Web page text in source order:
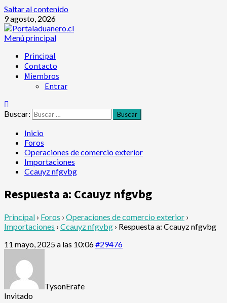
Saltar al contenido
9 agosto, 2026
Menú principal
Principal
Contacto
Miembros
Entrar
Buscar:
Inicio
Foros
Operaciones de comercio exterior
Importaciones
Ccauyz nfgvbg
Respuesta a: Ccauyz nfgvbg
Principal › Foros › Operaciones de comercio exterior ›
Importaciones › Ccauyz nfgvbg › Respuesta a: Ccauyz nfgvbg
11 mayo, 2025 a las 10:06#29476
TysonErafe
Invitado